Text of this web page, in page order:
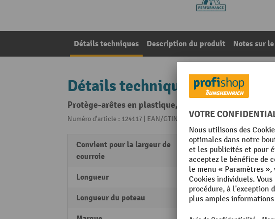
Détails techniques Description du produit Notes sur
Détails techniques
Protège-arêtes en plastique, sans broche, jusqu’à
Numéro d'article : 124117 | EAN/GTIN: 4030198177341De la catégorie :
Convient pour la largeur de
courroie
20 mm
Longueur 40 mm
Longueur du poteau 40 mm